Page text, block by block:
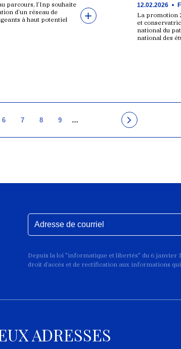
parcours, l’Inp souhaite
d’un réseau de
à haut potentiel
12.02.2026
La promotion
et
national du
national des
6 7 8 9 …
Depuis la loi "informatique et libertés" du 6 janvier
droit d’accès et de rectification aux informations
ADRESSES